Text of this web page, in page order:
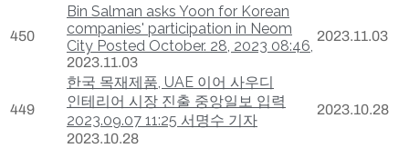
450
Bin Salman asks Yoon for Korean
companies' participation in Neom
City Posted October. 28, 2023 08:46,
2023.11.03
2023.11.03
449
한국 목재제품, UAE 이어 사우디
인테리어 시장 진출 중앙일보 입력
2023.09.07 11:25 서명수 기자
2023.10.28
2023.10.28